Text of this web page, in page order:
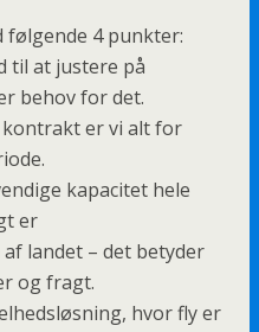
4 punkter:
at justere på
behov for det.
er vi alt for
kapacitet hele
er
– det betyder
og fragt.
hvor fly er